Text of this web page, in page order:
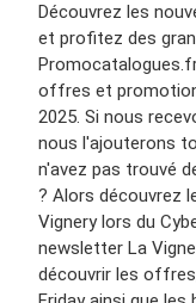
Découvrez les
et profitez des
offres et
2025. Si nous
nous l'ajouterons
n'avez pas trouvé
? Alors découvrez
Vignery lors du
newsletter La
découvrir les